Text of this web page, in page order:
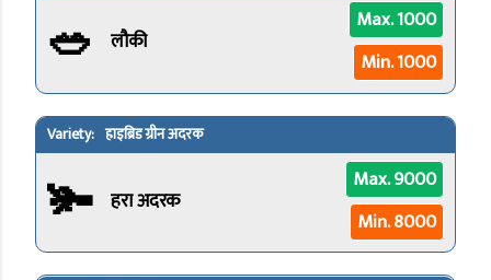
🥗 लौकी
Max. 1000
Min. 1000
हाइब्रिड ग्रीन अदरक
🫚 हरा अदरक
Max. 9000
Min. 8000